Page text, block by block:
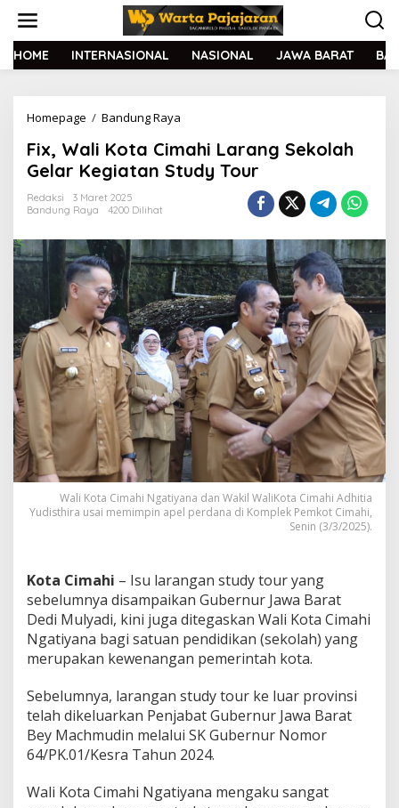
t
HOME INTERNASIONAL NASIONAL JAWA BARAT
Homepage / Bandung Raya
x
,
W
K
o
t
a
C
i
m
a
h
i
L
a
r
a
n
g
S
e
a
h
G
e
a
K
e
g
i
a
a
Fix, Wali Kota Cimahi Larang Sekolah
Gelar Kegiatan Study Tour
Redaksi
3 Maret 2025
Bandung Raya
4200 Dilihat
Wali Kota Cimahi Ngatiyana dan Wakil WaliKota Cimahi Adhitia
Yudisthira usai memimpin apel perdana di Komplek Pemkot Cimahi,
Senin (3/3/2025).
Kota Cimahi – Isu larangan study tour yang
sebelumnya disampaikan Gubernur Jawa Barat
Dedi Mulyadi, kini juga ditegaskan Wali Kota Cimahi
Ngatiyana bagi satuan pendidikan (sekolah) yang
merupakan kewenangan pemerintah kota.
Sebelumnya, larangan study tour ke luar provinsi
telah dikeluarkan Penjabat Gubernur Jawa Barat
Bey Machmudin melalui SK Gubernur Nomor
64/PK.01/Kesra Tahun 2024.
Wali Kota Cimahi Ngatiyana mengaku sangat